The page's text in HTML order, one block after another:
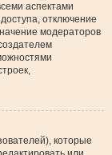
аспектами
отключение
модераторов
которые